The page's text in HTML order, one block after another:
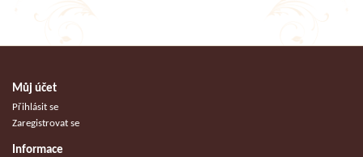
Můj účet
Přihlásit se
Zaregistrovat se
Informace